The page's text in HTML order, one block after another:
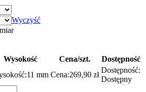
Wyczyść
Wysokość Cena/szt.
Dostępność
11 mm Cena:269,90 zł
Dostępność:
Dostępny